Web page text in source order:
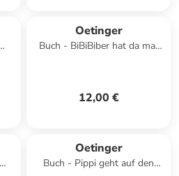
Oetinger
Buch - BiBiBiber hat da mal
12,00 €
Oetinger
Buch - Pippi geht auf den